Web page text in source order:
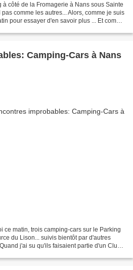
côté de la Fromagerie à Nans sous Sainte
comme les autres... Alors, comme je suis
essayer d'en savoir plus ... Et comme
Camping-Cars à Nans
ce matin, trois camping-cars sur le Parking
du Lison... suivis bientôt par d'autres
j'ai su qu'ils faisaient partie d'un Club